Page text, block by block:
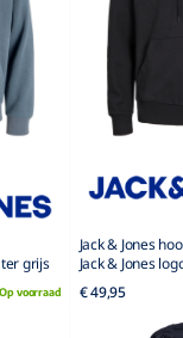
Op voorraad
€ 69,95